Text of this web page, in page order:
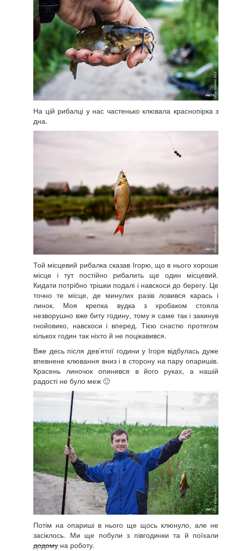
На цій рибалці у нас частенько клювала краснопірка з
дна.
Той місцевий рибалка сказав Ігорю, що в нього хороше
місце і тут постійно рибалить ще один місцевий.
Кидати потрібно трішки подалі і навскоси до берегу. Це
точно те місце, де минулих разів ловився карась і
линок. Моя крепка вудка з хробаком стояла
незворушно вже биту годину, тому я саме так і закинув
гнойовико, навскоси і вперед. Тією снастю протягом
кількох годин так ніхто й не поцікавився.
Вже десь після дев’ятої години у Ігоря відбулась дуже
впевнене клювання вниз і в сторону на пару опаришів.
Красень линочок опинився в його руках, а нашій
радості не було меж 🙂
Потім на опариші в нього ще щось клюнуло, але не
засіклось. Ми ще побули з півгодинки та й поїхали
додому на роботу.